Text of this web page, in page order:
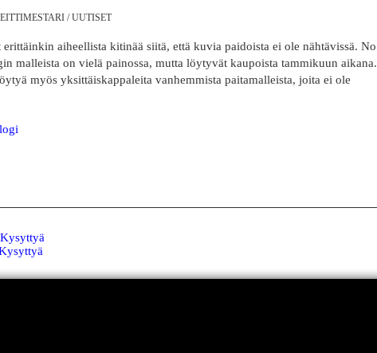
/UUTISET
aiheellista kitinää siitä, että kuvia paidoista ei ole nähtävissä. No
malleista on vielä painossa, mutta löytyvät kaupoista tammikuun aikana.
myös yksittäiskappaleita vanhemmista paitamalleista, joita ei ole
Kysyttyä